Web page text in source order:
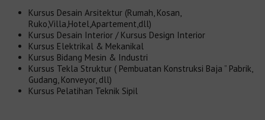
Kursus Desain Arsitektur (Rumah, Kosan,
Ruko,Villa,Hotel,Apartement,dll)
Kursus Desain Interior / Kursus Design Interior
Kursus Elektrikal & Mekanikal
Kursus Bidang Mesin & Industri
Kursus Tekla Struktur ( Pembuatan Konstruksi Baja ” Pabrik,
Gudang, Konveyor, dll)
Kursus Pelatihan Teknik Sipil